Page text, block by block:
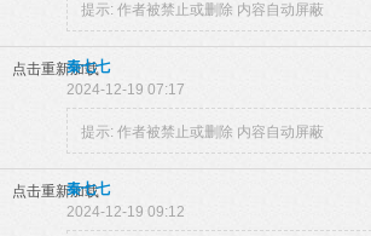
提示: 作者被禁止或删除 内容自动屏蔽
点击重新加载
秦七七
2024-12-19 07:17
提示: 作者被禁止或删除 内容自动屏蔽
点击重新加载
秦七七
2024-12-19 09:12